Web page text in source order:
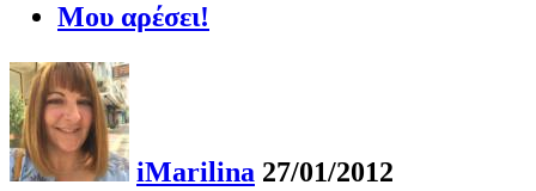
Μου αρέσει!
iMarilina 27/01/2012